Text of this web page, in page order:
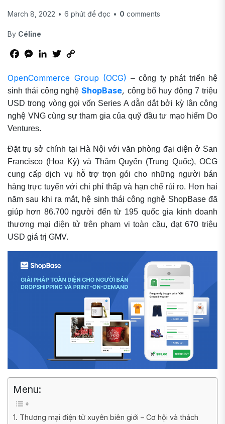
March 8, 2022 • 6 phút để đọc • 0 comments
By Céline
Facebook
Messenger
LinkedInTwitter
OpenCommerce Group (OCG) – công ty phát triển hệ
sinh thái công nghệ ShopBase, công bố huy động 7 triệu
USD trong vòng gọi vốn Series A dẫn dắt bởi kỳ lân công
nghệ VNG cùng sự tham gia của quỹ đầu tư mạo hiểm Do
Ventures.
Đặt trụ sở chính tại Hà Nội với văn phòng đại diện ở San
Francisco (Hoa Kỳ) và Thâm Quyến (Trung Quốc), OCG
cung cấp dịch vụ hỗ trợ trọn gói cho những người bán
hàng trực tuyến với chi phí thấp và hạn chế rủi ro. Hơn hai
năm sau khi ra mắt, hệ sinh thái công nghệ ShopBase đã
giúp hơn 86.700 người đến từ 195 quốc gia kinh doanh
thương mại điện tử trên phạm vi toàn cầu, đạt 670 triệu
USD giá trị GMV.
Menu:
1. Thương mại điện tử xuyên biên giới – Cơ hội và thách